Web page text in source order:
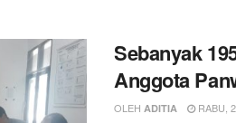
Sebanyak
Anggota
OLEH ADITIA RABU,